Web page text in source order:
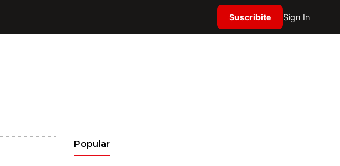
Suscribite Sign In
Popular